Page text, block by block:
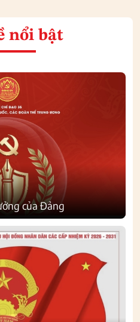
nổi bật
của Đảng